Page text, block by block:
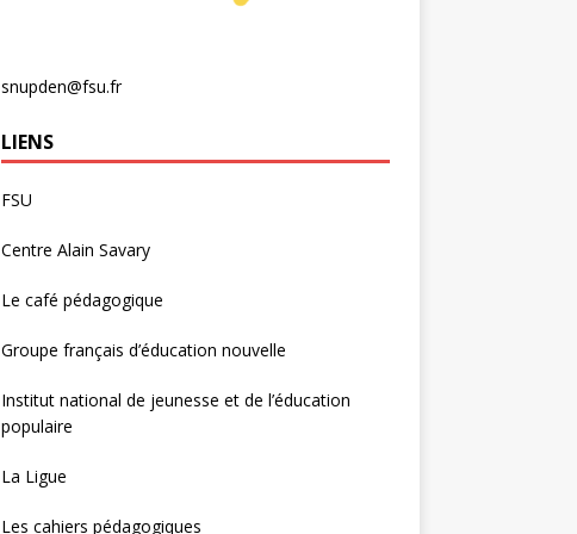
snupden@fsu.fr
LIENS
FSU
Centre Alain Savary
Le café pédagogique
Groupe français d’éducation nouvelle
Institut national de jeunesse et de l’éducation
populaire
La Ligue
Les cahiers pédagogiques